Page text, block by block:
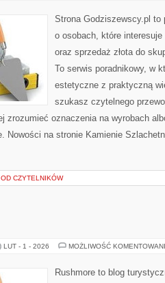
Strona Godziszewscy.pl to
o osobach, które
oraz sprzedaż złota do
To serwis poradnikowy, w
estetyczne z praktyczną
szukasz czytelnego
zrozumieć oznaczenia na wyrobach
Nowości na stronie Kamienie
CZYTELNIKÓW
LUT - 1 - 2026 MOŻLIWOŚĆ
Rushmore to blog